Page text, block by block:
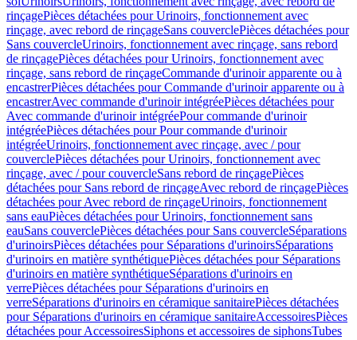
rinçagePièces détachées pour Urinoirs, fonctionnement avec
rinçage, avec rebord de rinçageSans couverclePièces détachées pour
Sans couvercleUrinoirs, fonctionnement avec rinçage, sans rebord
de rinçagePièces détachées pour Urinoirs, fonctionnement avec
rinçage, sans rebord de rinçageCommande d'urinoir apparente ou à
encastrerPièces détachées pour Commande d'urinoir apparente ou à
encastrerAvec commande d'urinoir intégréePièces détachées pour
Avec commande d'urinoir intégréePour commande d'urinoir
intégréePièces détachées pour Pour commande d'urinoir
intégréeUrinoirs, fonctionnement avec rinçage, avec / pour
couverclePièces détachées pour Urinoirs, fonctionnement avec
rinçage, avec / pour couvercleSans rebord de rinçagePièces
détachées pour Sans rebord de rinçageAvec rebord de rinçagePièces
détachées pour Avec rebord de rinçageUrinoirs, fonctionnement
sans eauPièces détachées pour Urinoirs, fonctionnement sans
eauSans couverclePièces détachées pour Sans couvercleSéparations
d'urinoirsPièces détachées pour Séparations d'urinoirsSéparations
d'urinoirs en matière synthétiquePièces détachées pour Séparations
d'urinoirs en matière synthétiqueSéparations d'urinoirs en
verrePièces détachées pour Séparations d'urinoirs en
verreSéparations d'urinoirs en céramique sanitairePièces détachées
pour Séparations d'urinoirs en céramique sanitaireAccessoiresPièces
détachées pour AccessoiresSiphons et accessoires de siphonsTubes